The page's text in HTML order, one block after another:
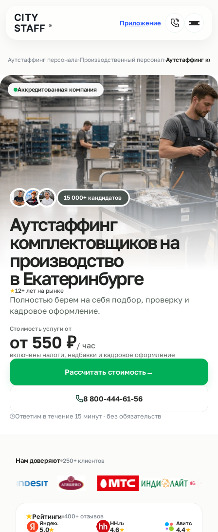
CITY
STAFF
®
Аутстаффинг персонала›Производственный персонал›Аутстаффинг
Аккредитованная компания
15 000+ кандидатов
Аутстаффинг
комплектовщиков на
производство
вЕкатеринбурге
★12+ лет на рынке
Полностью берем на себя подбор, проверку и
кадровое оформление.
Стоимость услуги от
от 550 ₽/ час
включены налоги, надбавки и кадровое оформление
Рассчитать стоимость→
8 800-444-61-56
Ответим в течение 15 минут · без обязательств
Нам доверяют 250+ клиентов
★Рейтинги 400+ отзывов
Яндекс
5,0★
HH.ru
4,6★
Авито
4,4★